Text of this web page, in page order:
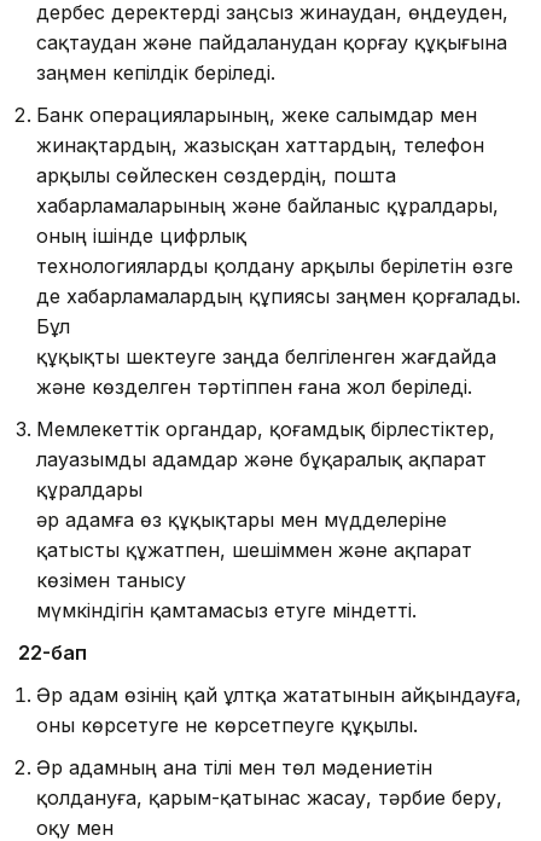
дербес деректерді заңсыз жинаудан, өңдеуден,
сақтаудан және пайдаланудан қорғау құқығына
заңмен кепілдік беріледі.
Банк операцияларының, жеке салымдар мен
жинақ­тардың, жазысқан хаттардың, телефон
арқылы сөйлескен сөздердің, пошта
хабарламаларының және байланыс құрал­дары,
оның ішінде цифрлық
технологияларды қолдану арқылы берілетін өзге
де хабарламалардың құпиясы заңмен қорғалады.
Бұл
құқықты шектеуге заңда белгіленген жағдайда
және көзделген тәртіппен ғана жол беріледі.
Мемлекеттік органдар, қоғамдық бiрлестiктер,
лауазым­ды адамдар және бұқаралық ақпарат
құралдары
әр адамға өз құқықтары мен мүдделерiне
қатысты құжатпен, шешiм­мен және ақпарат
көзiмен танысу
мүмкiндiгiн қамта­масыз етуге мiндеттi.
22-бап
Әр адам өзiнiң қай ұлтқа жататынын айқындауға,
оны көрсетуге не көрсетпеуге құқылы.
Әр адамның ана тілі мен төл мәдениетiн
қолдануға, қарым-қатынас жасау, тәрбие беру,
оқу мен